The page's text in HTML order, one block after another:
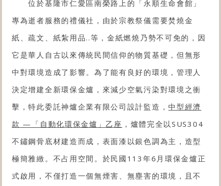
位於基隆市仁愛區南榮路上的「 永順生命會館 」
專為逝者服務的禮儀社，由於宗教祭儀需要焚燒金
紙、疏文、紙紮用品..等，金紙燃燒乃勢不可免的，因
它是華人自古以來傳統民間信仰的物質基礎，但無形
中對環境造成了影響。為了能有良好的環境，管理人
決定增建全新環保金爐，來減少空氣污染對環境之衝
擊，特此委託神爐企業有限公司設計監造，中型經濟
款 —「自動化環保金爐 」乙座 ，爐體完全以SUS304
不鏽鋼骨底材建造而成，表面漆以銀色調為主，造型
極簡雅緻。不占用空間。於民國113年6月 環保金爐 正
式啟用，不僅打造一個無煙害、無塵害的環境，且不